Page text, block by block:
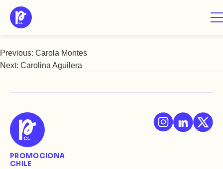
Saltar
Carolina Abarca
Navegación
entradas
Previous: Carola Montes
Next: Carolina Aguilera
PROMOCIONA
CHILE